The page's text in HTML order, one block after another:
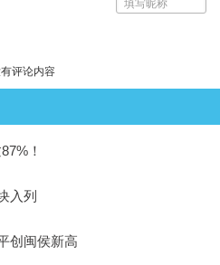
评论内容
！
入列
创闽侯新高